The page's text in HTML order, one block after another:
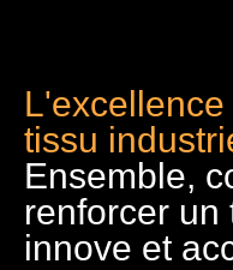
tissu
Ensemble,
renforcer un
innove et